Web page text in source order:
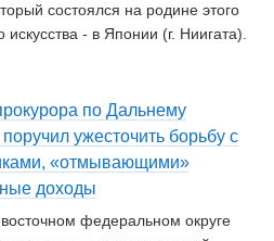
состоялся на родине этого
искусства - в Японии (г. Ниигата).
по Дальнему
ужесточить борьбу с
«отмывающими»
доходы
федеральном округе